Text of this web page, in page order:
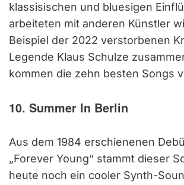
klassisischen und bluesigen
arbeiteten mit anderen Künstler
Beispiel der 2022 verstorbenen
Legende Klaus Schulze
kommen die zehn besten Songs
10. Summer In Berlin
Aus dem 1984 erschienenen
„Forever Young“ stammt dieser
heute noch ein cooler Synth-